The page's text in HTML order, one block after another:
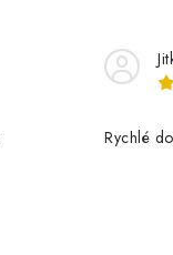
Rychlé